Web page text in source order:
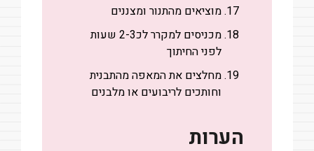
מוציאים מהתנור ומצננים
מכניסים למקרר לכ2-3 שעות
לפני החיתוך
מחלצים את המאפה מהתבנית
וחותכים לריבועים או מלבנים
הערות